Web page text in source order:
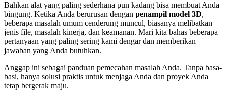
Bahkan alat yang paling sederhana pun kadang bisa membuat Anda
bingung. Ketika Anda berurusan dengan penampil model 3D,
beberapa masalah umum cenderung muncul, biasanya melibatkan
jenis file, masalah kinerja, dan keamanan. Mari kita bahas beberapa
pertanyaan yang paling sering kami dengar dan memberikan
jawaban yang Anda butuhkan.
Anggap ini sebagai panduan pemecahan masalah Anda. Tanpa basa-
basi, hanya solusi praktis untuk menjaga Anda dan proyek Anda
tetap bergerak maju.